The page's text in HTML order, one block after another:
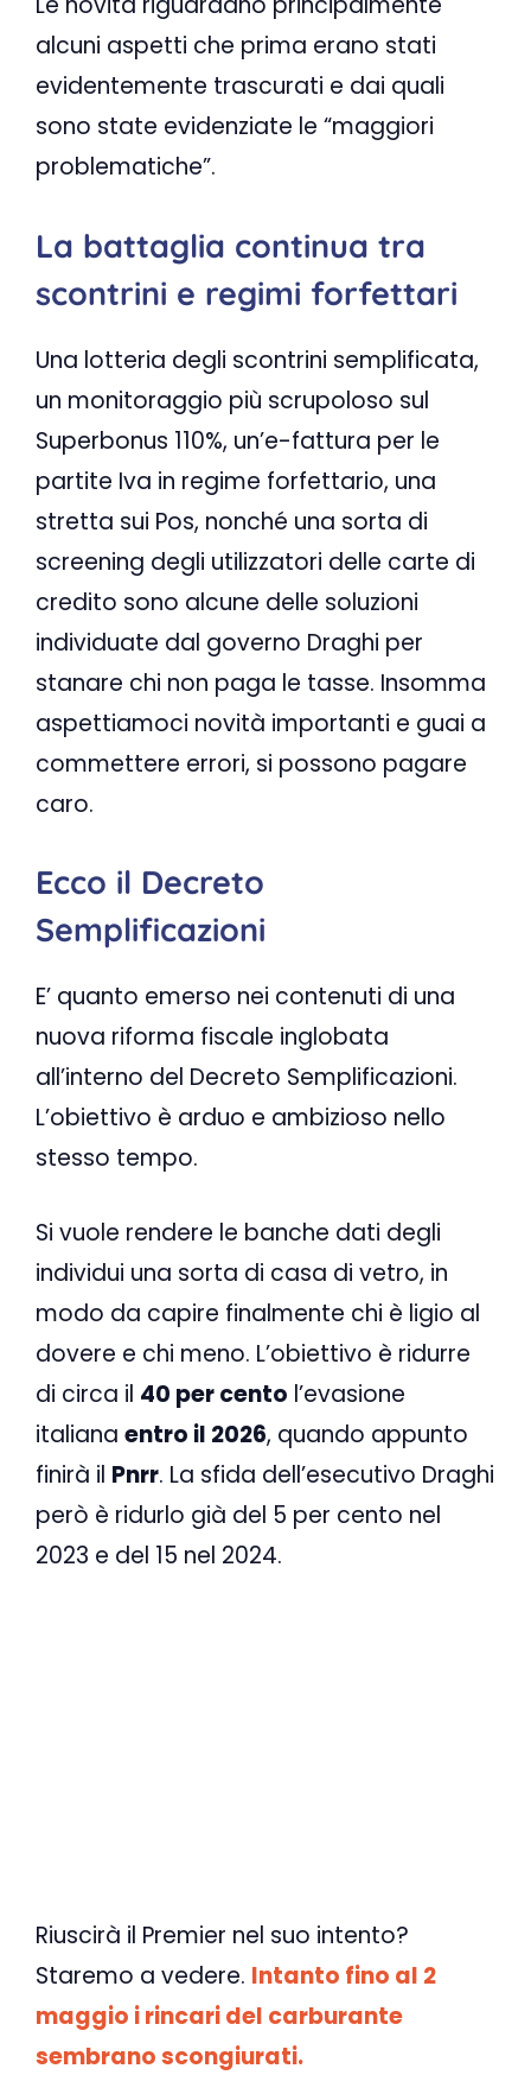
alcuni aspetti che prima erano stati
evidentemente trascurati e dai quali
sono state evidenziate le “maggiori
problematiche”.
La battaglia continua tra
scontrini e regimi forfettari
Una lotteria degli scontrini semplificata,
un monitoraggio più scrupoloso sul
Superbonus 110%, un’e-fattura per le
partite Iva in regime forfettario, una
stretta sui Pos, nonché una sorta di
screening degli utilizzatori delle carte di
credito sono alcune delle soluzioni
individuate dal governo Draghi per
stanare chi non paga le tasse. Insomma
aspettiamoci novità importanti e guai a
commettere errori, si possono pagare
caro.
Ecco il Decreto
Semplificazioni
E’ quanto emerso nei contenuti di una
nuova riforma fiscale inglobata
all’interno del Decreto Semplificazioni.
L’obiettivo è arduo e ambizioso nello
stesso tempo.
Si vuole rendere le banche dati degli
individui una sorta di casa di vetro, in
modo da capire finalmente chi è ligio al
dovere e chi meno. L’obiettivo è ridurre
di circa il 40 per cento l’evasione
italiana entro il 2026, quando appunto
finirà il Pnrr. La sfida dell’esecutivo Draghi
però è ridurlo già del 5 per cento nel
2023 e del 15 nel 2024.
Riuscirà il Premier nel suo intento?
Staremo a vedere. Intanto fino al 2
maggio i rincari del carburante
sembrano scongiurati.